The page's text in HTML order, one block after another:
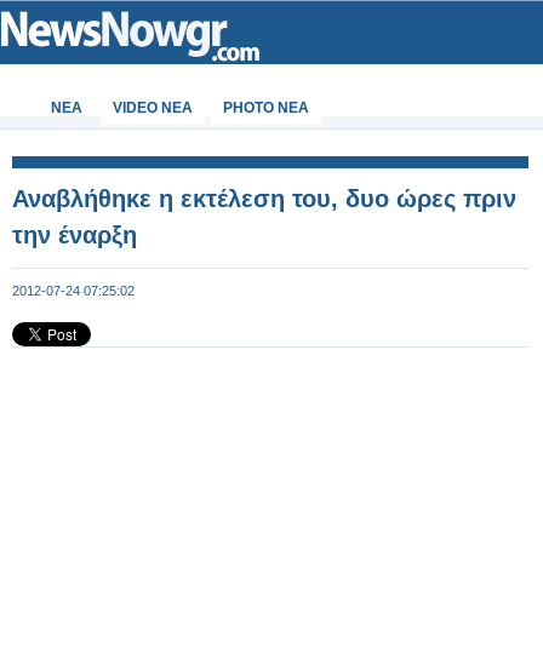
ΝΕΑ VIDEO NEA PHOTO NEA
Αναβλήθηκε η εκτέλεση του, δυο ώρες πριν
την έναρξη
2012-07-24 07:25:02